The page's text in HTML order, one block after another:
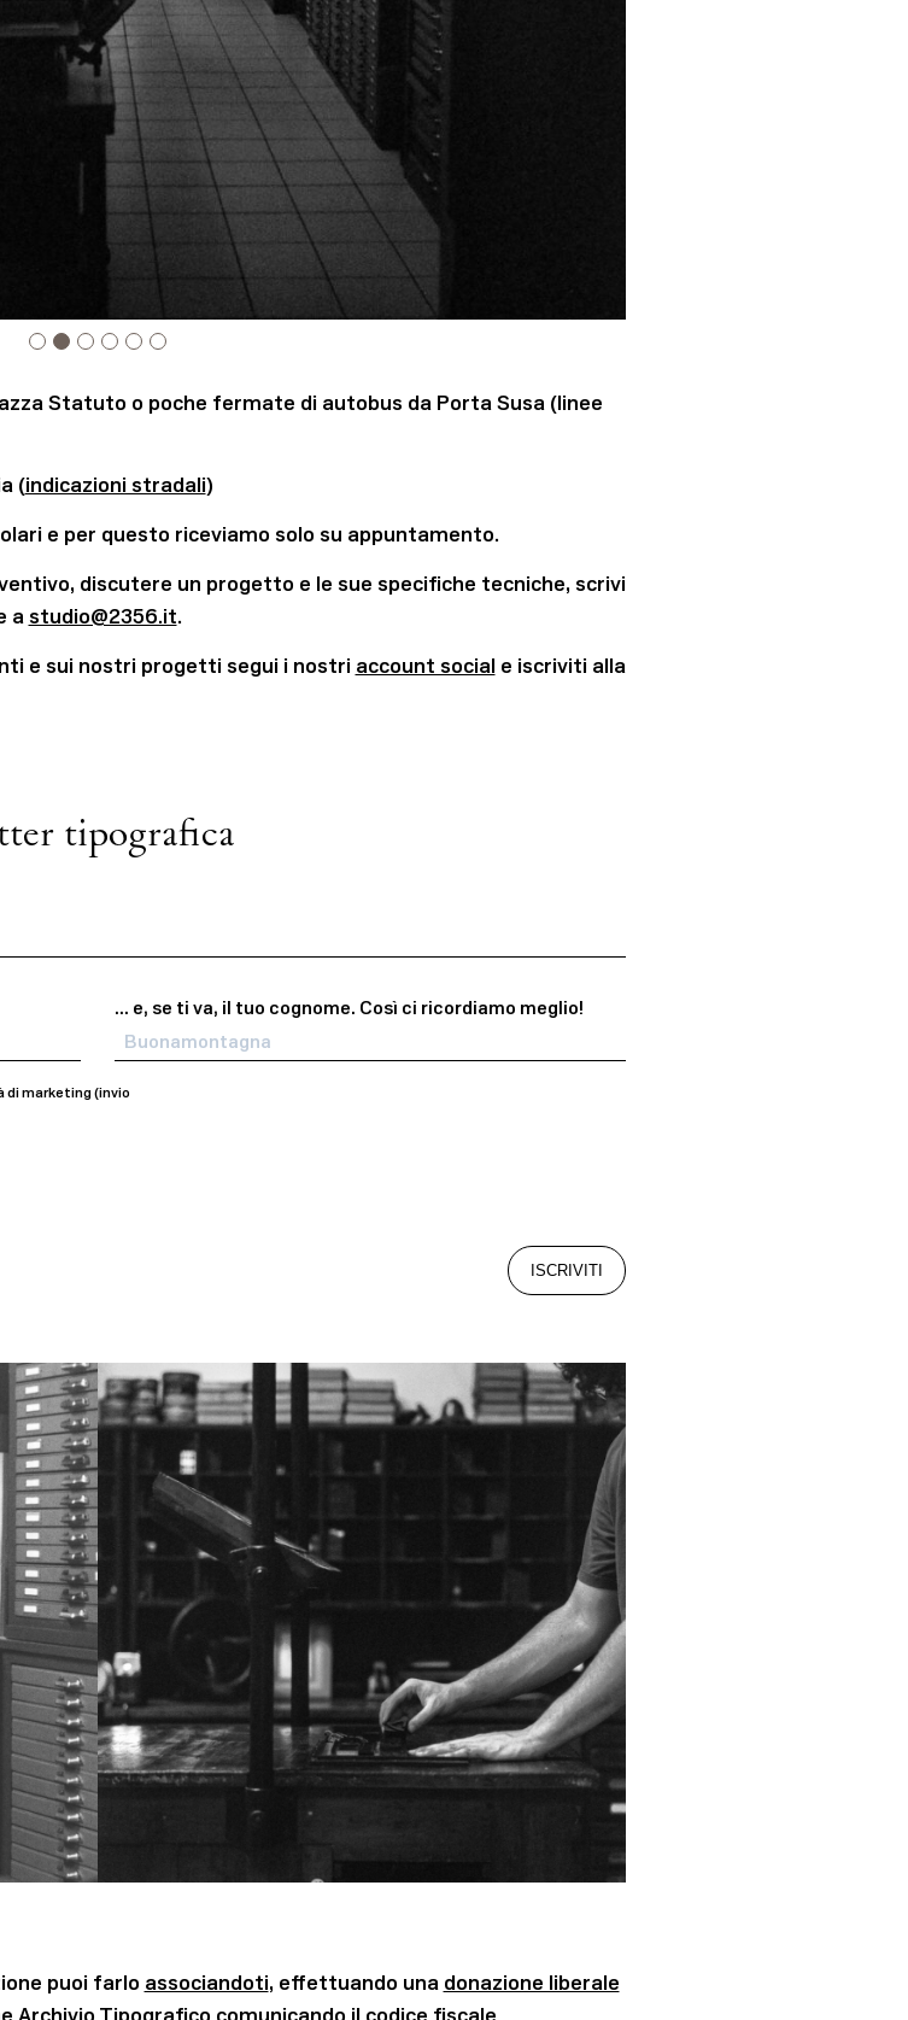
Statuto o poche fermate di autobus da Porta Susa (linee
(indicazioni stradali)
e per questo riceviamo solo su appuntamento.
discutere un progetto e le sue specifiche tecniche, scrivi
a studio@2356.it.
e sui nostri progetti segui i nostri account social e iscriviti alla
tipografica
… e, se ti va, il tuo cognome. Così ci ricordiamo meglio!
marketing (invio
ISCRIVITI
puoi farlo associandoti, effettuando una donazione liberale